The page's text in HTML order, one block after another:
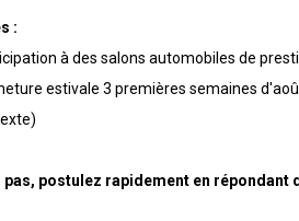
:
à des salons automobiles de
estivale 3 premières semaines
pas, postulez rapidement en répondant